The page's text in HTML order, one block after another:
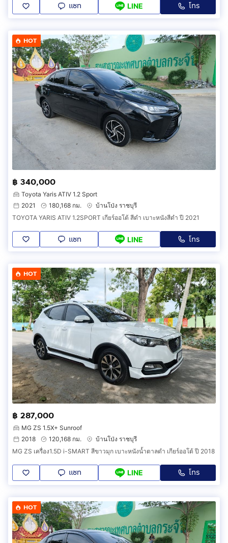
แชท LINE โทร
HOT
฿ 340,000
Toyota Yaris ATIV 1.2 Sport
2021
180,168 กม.
บ้านโป่ง ราชบุรี
TOYOTA YARIS ATIV 1.2SPORT เกียร์ออโต้ สีดำ เบาะหนังสีดำ ปี 2021
แชท LINE โทร
HOT
฿ 287,000
MG ZS 1.5X+ Sunroof
2018
120,168 กม.
บ้านโป่ง ราชบุรี
MG ZS เครื่อง1.5D i-SMART สีขาวมุก เบาะหนังน้ำตาลดำ เกียร์ออโต้ ปี 2018
แชท LINE โทร
HOT